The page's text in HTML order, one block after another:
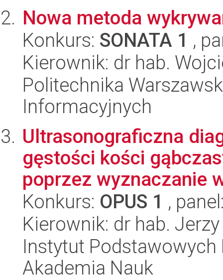
Nowa metoda
Konkurs: SONATA 1 ,
Kierownik: dr hab.
Politechnika
Informacyjnych
Ultrasonograficzna
gęstości kości
poprzez wyznaczanie
Konkurs: OPUS 1 ,
Kierownik: dr hab.
Instytut
Akademia Nauk